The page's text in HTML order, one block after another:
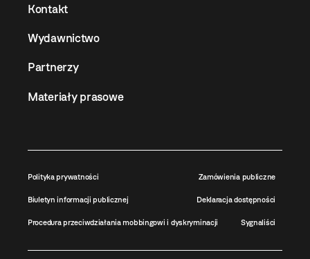
Kontakt
Wydawnictwo
Partnerzy
Materiały prasowe
Polityka prywatności Zamówienia publiczne
Biuletyn informacji publicznej Deklaracja dostępności
Procedura przeciwdziałania mobbingowi i dyskryminacji Sygnaliści